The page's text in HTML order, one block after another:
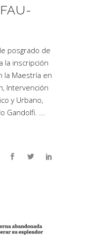
posgrado de
la inscripción
la Maestría en
Intervención
y Urbano,
Gandolfi.